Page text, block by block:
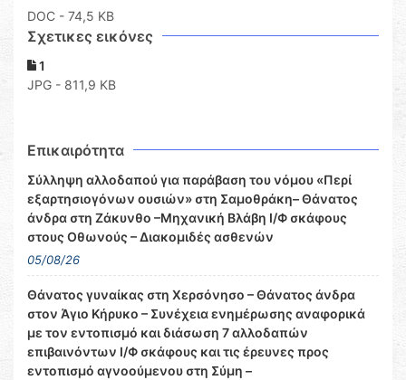
DOC - 74,5 KB
Σχετικες εικόνες
1
JPG - 811,9 KB
Επικαιρότητα
Σύλληψη αλλοδαπού για παράβαση του νόμου «Περί
εξαρτησιογόνων ουσιών» στη Σαμοθράκη– Θάνατος
άνδρα στη Ζάκυνθο –Μηχανική Βλάβη Ι/Φ σκάφους
στους Οθωνούς – Διακομιδές ασθενών
05/08/26
Θάνατος γυναίκας στη Χερσόνησο – Θάνατος άνδρα
στον Άγιο Κήρυκο – Συνέχεια ενημέρωσης αναφορικά
με τον εντοπισμό και διάσωση 7 αλλοδαπών
επιβαινόντων Ι/Φ σκάφους και τις έρευνες προς
εντοπισμό αγνοούμενου στη Σύμη –